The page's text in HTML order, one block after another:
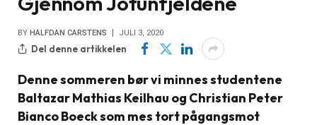
BY HALFDAN CARSTENS JULI 3, 2020
Del denne artikkelen
Denne sommeren bør vi minnes studentene
Baltazar Mathias Keilhau og Christian Peter
Bianco Boeck som mes tort pågangsmot